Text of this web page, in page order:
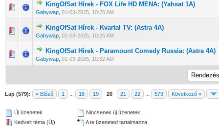
KingOfSat Hírek - FOX Life HD MENA: (Yahsat 1A)
Gabywap 01-03-2025, 10:25 AM
0 Szavazat - 0 / 5 átlagban
12 345
KingOfSat Hírek - Kvartal TV: (Astra 4A)
Gabywap 01-03-2025, 10:25 AM
0 Szavazat - 0 / 5 átlagban
12 34 5
KingOfSat Hírek - Paramount Comedy Russia: (Astra 4A)
Gabywap 01-03-2025, 10:32 AM
0 Szavazat - 0 / 5 átlagban
12345
Lap (579): « Előző 1 18 19 20 21 22 579 Következő »
Új üzenetek
Kedvelt téma (Új)
Nincsenek új üzenetek
A te üzeneted tartalmazza